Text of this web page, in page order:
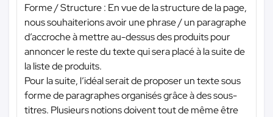
Forme / Structure : En vue de la structure de la page,
nous souhaiterions avoir une phrase / un paragraphe
d’accroche à mettre au-dessus des produits pour
annoncer le reste du texte qui sera placé à la suite de
la liste de produits.
Pour la suite, l’idéal serait de proposer un texte sous
forme de paragraphes organisés grâce à des sous-
titres. Plusieurs notions doivent tout de même être